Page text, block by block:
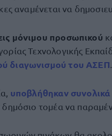
αναμένεται να
μόνιμου προσωπικού
Τεχνολογικής
διαγωνισμού του ΑΣΕΠ
υποβλήθηκαν συνολικά
τομέα να